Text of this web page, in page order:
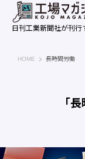
日刊工業新聞社が刊行
HOME 工場マガジンラッ
長時間労働
「